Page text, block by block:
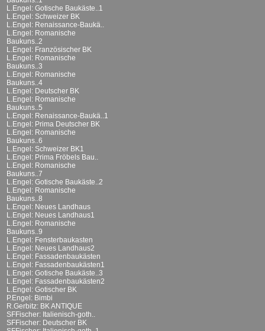
L.Engel: Gotische Baukäste..1
L.Engel: Schweizer BK
L.Engel: Renaissance-Baukä..
L.Engel: Romanische
Baukuns..2
L.Engel: Französischer BK
L.Engel: Romanische
Baukuns..3
L.Engel: Romanische
Baukuns..4
L.Engel: Deutscher BK
L.Engel: Romanische
Baukuns..5
L.Engel: Renaissance-Baukä..1
L.Engel: Prima Deutscher BK
L.Engel: Romanische
Baukuns..6
L.Engel: Schweizer BK1
L.Engel: Prima Fröbels Bau..
L.Engel: Romanische
Baukuns..7
L.Engel: Gotische Baukäste..2
L.Engel: Romanische
Baukuns..8
L.Engel: Neues Landhaus
L.Engel: Neues Landhaus1
L.Engel: Romanische
Baukuns..9
L.Engel: Fensterbaukasten
L.Engel: Neues Landhaus2
L.Engel: Fassadenbaukästen
L.Engel: Fassadenbaukästen1
L.Engel: Gotische Baukäste..3
L.Engel: Fassadenbaukästen2
L.Engel: Gotischer BK
P.Engel: Bimbi
R.Gerbitz: BK ANTIQUE
SFFischer: Italienisch-goth..
SFFischer: Deutscher BK